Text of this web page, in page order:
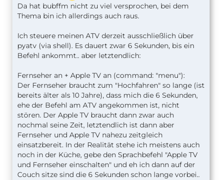
Da hat bubffm nicht zu viel versprochen, bei dem
Thema bin ich allerdings auch raus.
Ich steuere meinen ATV derzeit ausschließlich über
pyatv (via shell). Es dauert zwar 6 Sekunden, bis ein
Befehl ankommt.. aber letztendlich:
Fernseher an + Apple TV an (command: "menu"):
Der Fernseher braucht zum "Hochfahren" so lange (ist
bereits älter als 10 Jahre), dass mich die 6 Sekunden,
ehe der Befehl am ATV angekommen ist, nicht
stören. Der Apple TV braucht dann zwar auch
nochmal seine Zeit, letztendlich ist dann aber
Fernseher und Apple TV nahezu zeitgleich
einsatzbereit. In der Realität stehe ich meistens auch
noch in der Küche, gebe den Sprachbefehl "Apple TV
und Fernseher einschalten" und eh ich dann auf der
Couch sitze sind die 6 Sekunden schon lange vorbei..